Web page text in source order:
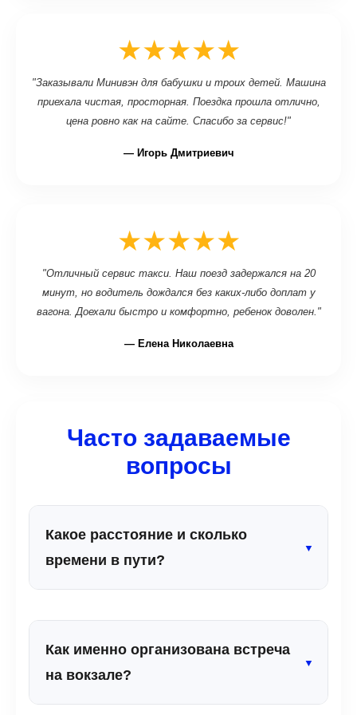
★★★★★
"Заказывали Минивэн для бабушки и троих детей. Машина
приехала чистая, просторная. Поездка прошла отлично,
цена ровно как на сайте. Спасибо за сервис!"
— Игорь Дмитриевич
★★★★★
"Отличный сервис такси. Наш поезд задержался на 20
минут, но водитель дождался без каких-либо доплат у
вагона. Доехали быстро и комфортно, ребенок доволен."
— Елена Николаевна
Часто задаваемые
вопросы
Какое расстояние и сколько
времени в пути?
▼
Минска до детского санатория Солнышко
занимает около 1 часа 20 минут.
Как именно организована встреча
на вокзале?
▼